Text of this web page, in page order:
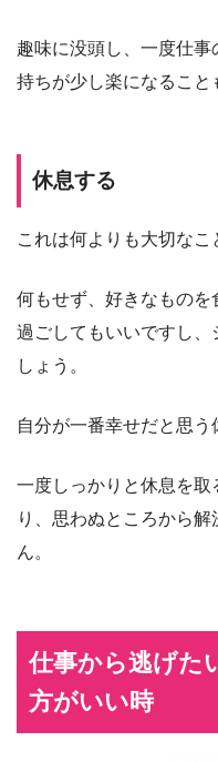
趣味に没頭し、一度仕
持ちが少し楽になること
休息する
これは何よりも大切なこ
何もせず、好きなものを
過ごしてもいいですし
しょう。
自分が一番幸せだと思う
一度しっかりと休息を
り、思わぬところから
ん。
仕事から逃げた
方がいい時